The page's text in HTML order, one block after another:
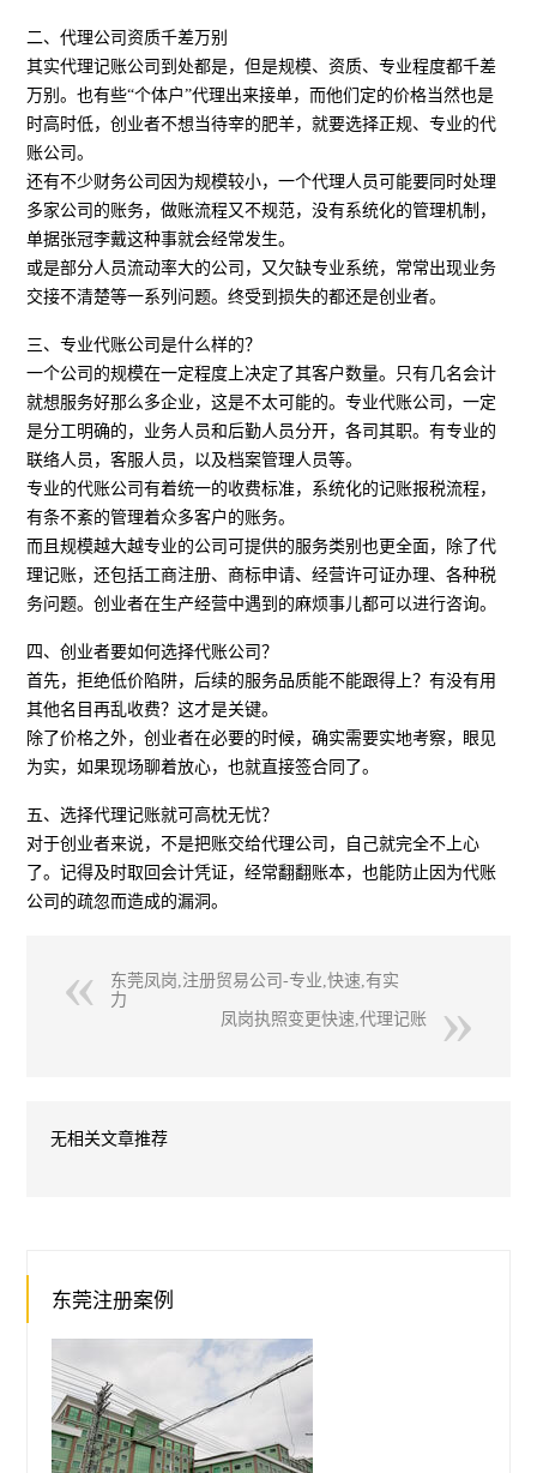
二、代理公司资质千差万别
其实代理记账公司到处都是，但是规模、资质、专业程度都千差
万别。也有些“个体户”代理出来接单，而他们定的价格当然也是
时高时低，创业者不想当待宰的肥羊，就要选择正规、专业的代
账公司。
还有不少财务公司因为规模较小，一个代理人员可能要同时处理
多家公司的账务，做账流程又不规范，没有系统化的管理机制，
单据张冠李戴这种事就会经常发生。
或是部分人员流动率大的公司，又欠缺专业系统，常常出现业务
交接不清楚等一系列问题。终受到损失的都还是创业者。
三、专业代账公司是什么样的？
一个公司的规模在一定程度上决定了其客户数量。只有几名会计
就想服务好那么多企业，这是不太可能的。专业代账公司，一定
是分工明确的，业务人员和后勤人员分开，各司其职。有专业的
联络人员，客服人员，以及档案管理人员等。
专业的代账公司有着统一的收费标准，系统化的记账报税流程，
有条不紊的管理着众多客户的账务。
而且规模越大越专业的公司可提供的服务类别也更全面，除了代
理记账，还包括工商注册、商标申请、经营许可证办理、各种税
务问题。创业者在生产经营中遇到的麻烦事儿都可以进行咨询。
四、创业者要如何选择代账公司？
首先，拒绝低价陷阱，后续的服务品质能不能跟得上？有没有用
其他名目再乱收费？这才是关键。
除了价格之外，创业者在必要的时候，确实需要实地考察，眼见
为实，如果现场聊着放心，也就直接签合同了。
五、选择代理记账就可高枕无忧？
对于创业者来说，不是把账交给代理公司，自己就完全不上心
了。记得及时取回会计凭证，经常翻翻账本，也能防止因为代账
公司的疏忽而造成的漏洞。
东莞凤岗,注册贸易公司-专业,快速,有实
力
凤岗执照变更快速,代理记账
无相关文章推荐
东莞注册案例